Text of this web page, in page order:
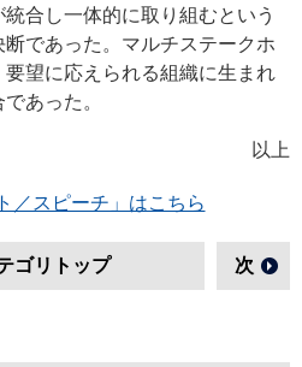
合し一体的に取り組むという
であった。マルチステークホ
望に応えられる組織に生まれ
あった。
以上
／スピーチ」はこちら
ゴリトップ 次